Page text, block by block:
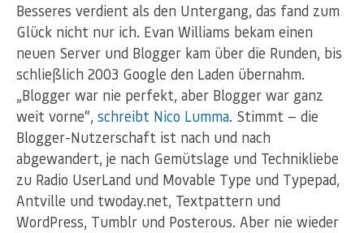
Besseres verdient als den Untergang, das fand zum
Glück nicht nur ich. Evan Williams bekam einen
neuen Server und Blogger kam über die Runden, bis
schließlich 2003 Google den Laden übernahm.
„Blogger war nie perfekt, aber Blogger war ganz
weit vorne“, schreibt Nico Lumma. Stimmt — die
Blogger-Nutzerschaft ist nach und nach
abgewandert, je nach Gemütslage und Technikliebe
zu Radio UserLand und Movable Type und Typepad,
Antville und twoday.net, Textpattern und
WordPress, Tumblr und Posterous. Aber nie wieder